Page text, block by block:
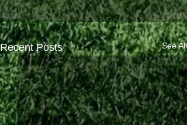
Recent Posts See All